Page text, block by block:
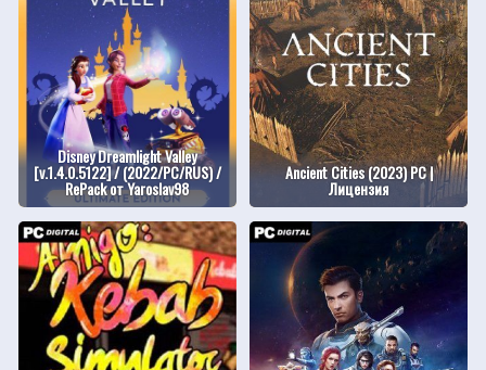
Disney Dreamlight Valley
[v.1.4.0.5122] / (2022/PC/RUS) /
RePack от Yaroslav98
Ancient Cities (2023) PC |
Лицензия